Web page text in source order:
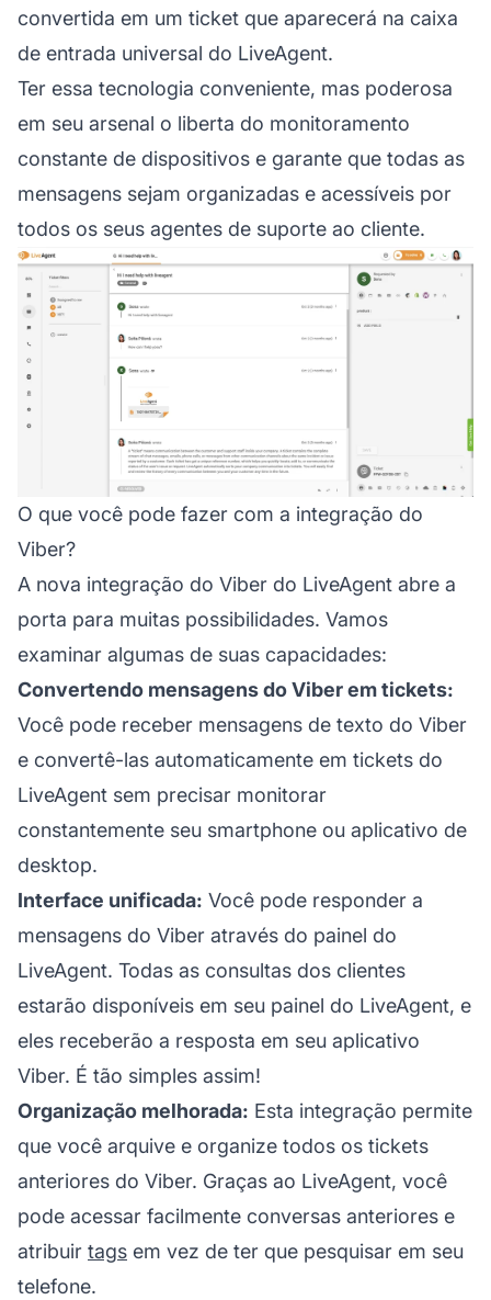
convertida em um ticket que aparecerá na caixa
de entrada universal do LiveAgent.
Ter essa tecnologia conveniente, mas poderosa
em seu arsenal o liberta do monitoramento
constante de dispositivos e garante que todas as
mensagens sejam organizadas e acessíveis por
todos os seus agentes de suporte ao cliente.
O que você pode fazer com a integração do
Viber?
A nova integração do Viber do LiveAgent abre a
porta para muitas possibilidades. Vamos
examinar algumas de suas capacidades:
Convertendo mensagens do Viber em tickets:
Você pode receber mensagens de texto do Viber
e convertê-las automaticamente em tickets do
LiveAgent sem precisar monitorar
constantemente seu smartphone ou aplicativo de
desktop.
Interface unificada: Você pode responder a
mensagens do Viber através do painel do
LiveAgent. Todas as consultas dos clientes
estarão disponíveis em seu painel do LiveAgent, e
eles receberão a resposta em seu aplicativo
Viber. É tão simples assim!
Organização melhorada: Esta integração permite
que você arquive e organize todos os tickets
anteriores do Viber. Graças ao LiveAgent, você
pode acessar facilmente conversas anteriores e
atribuir tags em vez de ter que pesquisar em seu
telefone.